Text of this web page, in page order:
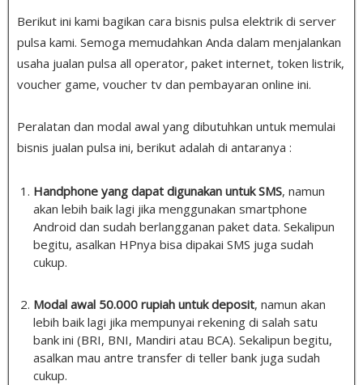
Berikut ini kami bagikan cara bisnis pulsa elektrik di server
pulsa kami. Semoga memudahkan Anda dalam menjalankan
usaha jualan pulsa all operator, paket internet, token listrik,
voucher game, voucher tv dan pembayaran online ini.
Peralatan dan modal awal yang dibutuhkan untuk memulai
bisnis jualan pulsa ini, berikut adalah di antaranya :
Handphone yang dapat digunakan untuk SMS, namun
akan lebih baik lagi jika menggunakan smartphone
Android dan sudah berlangganan paket data. Sekalipun
begitu, asalkan HPnya bisa dipakai SMS juga sudah
cukup.
Modal awal 50.000 rupiah untuk deposit, namun akan
lebih baik lagi jika mempunyai rekening di salah satu
bank ini (BRI, BNI, Mandiri atau BCA). Sekalipun begitu,
asalkan mau antre transfer di teller bank juga sudah
cukup.